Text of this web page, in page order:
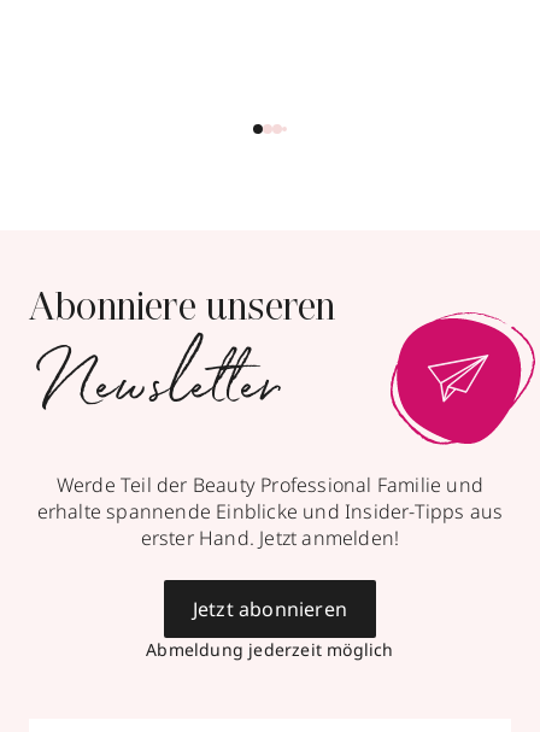
Abonniere unseren
Newsletter
Werde Teil der Beauty Professional Familie und
erhalte spannende Einblicke und Insider-Tipps aus
erster Hand. Jetzt anmelden!
Abmeldung jederzeit möglich
Jetzt abonnieren